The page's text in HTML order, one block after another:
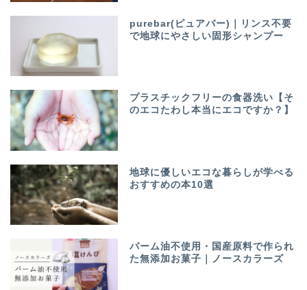
purebar(ピュアバー)｜リンス不要
で地球にやさしい固形シャンプー
プラスチックフリーの食器洗い【そ
のエコたわし本当にエコですか？】
地球に優しいエコな暮らしが学べる
おすすめの本10選
パーム油不使用・国産原料で作られ
た無添加お菓子｜ノースカラーズ